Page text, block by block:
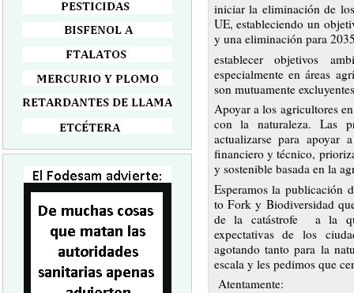
iniciar la eliminación de
UE, estableciendo un
y una eliminación para
establecer objetivos
especialmente en áreas
son mutuamente
Apoyar a los agricultores
con la naturaleza. Las
actualizarse para apoyar
financiero y técnico,
y sostenible basada en la
Esperamos la publicación
to Fork y Biodiversidad
de la catástrofe a la
expectativas de los
agotando tanto para la
escala y les pedimos que
Atentamente: